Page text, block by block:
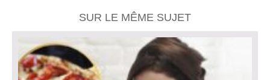
SUR LE MÊME SUJET